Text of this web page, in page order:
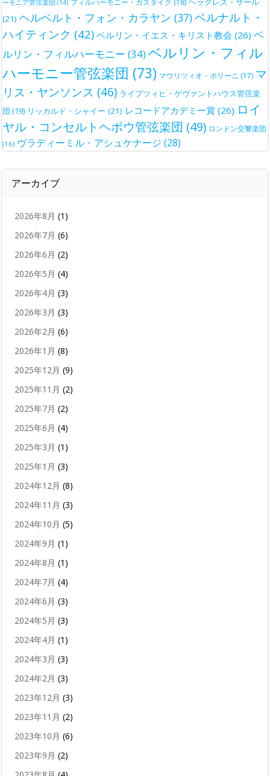
ーモニア管弦楽団 (14) フィルハーモニー・ガスタイク (18)
(21) ヘルベルト・フォン・カラヤン (37)ベルナルト・
ハイティンク (42) ベルリン・イエス・キリスト教会 (26) ベ
ルリン・フィルハーモニー (34)ベルリン・フィル
ハーモニー管弦楽団 (73) マウリツィオ・ポリーニ (17) マ
リス・ヤンソンス (46) ライプツィヒ・ゲヴァントハウス管弦楽
団 (19) リッカルド・シャイー (21) レコードアカデミー賞 (26) ロイ
ヤル・コンセルトヘボウ管弦楽団 (49) ロンドン交響楽団
(16) ヴラディーミル・アシュケナージ (28)
アーカイブ
2026年8月 (1)
2026年7月 (6)
2026年6月 (2)
2026年5月 (4)
2026年4月 (3)
2026年3月 (3)
2026年2月 (6)
2026年1月 (8)
2025年12月 (9)
2025年11月 (2)
2025年7月 (2)
2025年6月 (4)
2025年3月 (1)
2025年1月 (3)
2024年12月 (8)
2024年11月 (3)
2024年10月 (5)
2024年9月 (1)
2024年8月 (1)
2024年7月 (4)
2024年6月 (3)
2024年5月 (3)
2024年4月 (1)
2024年3月 (3)
2024年2月 (3)
2023年12月 (3)
2023年11月 (2)
2023年10月 (6)
2023年9月 (2)